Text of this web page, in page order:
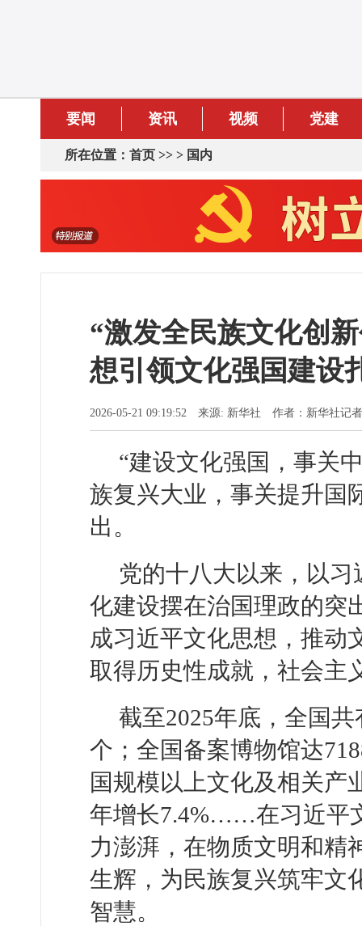
要闻 资讯 视频 党建
所在位置： 首页 >> > 国内
“激发全民族文化创
想引领文化强国建设
2026-05-21 09:19:52 来源: 新华社 作者：新华社记
“建设文化强国，事关
族复兴大业，事关提升国
出。
党的十八大以来，以
化建设摆在治国理政的突
成习近平文化思想，推动
取得历史性成就，社会主
截至2025年底，全国
个；全国备案博物馆达
国规模以上文化及相关产
年增长7.4%……在习近平
力澎湃，在物质文明和精
生辉，为民族复兴筑牢文
智慧。